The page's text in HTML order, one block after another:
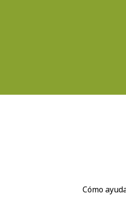
Cómo